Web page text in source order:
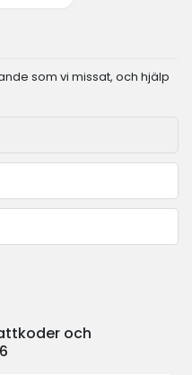
som vi missat, och hjälp
och